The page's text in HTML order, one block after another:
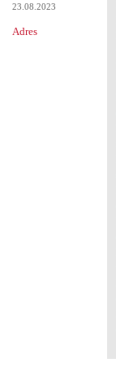
23.08.2023
Adres